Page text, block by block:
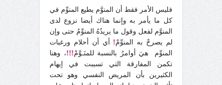
فليس الأمر فقط أن المنوَّم يطيع المنوِّم في
كل ما يأمر به وإنما هناك أيضا نزوع لدى
المنوَّم لفعل وقول ما يريدُهُ المنوِّمُ حتى وإن
لم يصرحْ به المنوِّمْ! أي أن أحلام ورغبات
المنوِّم هيَ أوامرُ بالنسبة للمنَـوَّمْ!!!، وهنا
تكمن المفارقة التي تسببت في إيهام
الكثيرين بأن المريض النفسي وهو تحت